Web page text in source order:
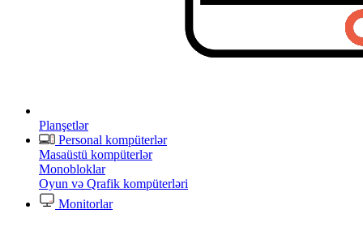
Planşetlər
Personal kompüterlər
Masaüstü kompüterlər
Monobloklar
Oyun və Qrafik kompüterləri
Monitorlar